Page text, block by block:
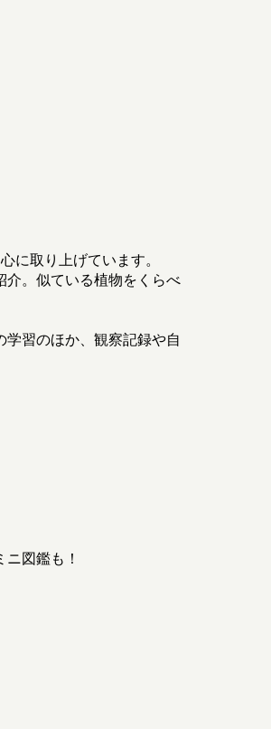
に取り上げています。
介。似ている植物をくらべ
習のほか、観察記録や自
図鑑も！